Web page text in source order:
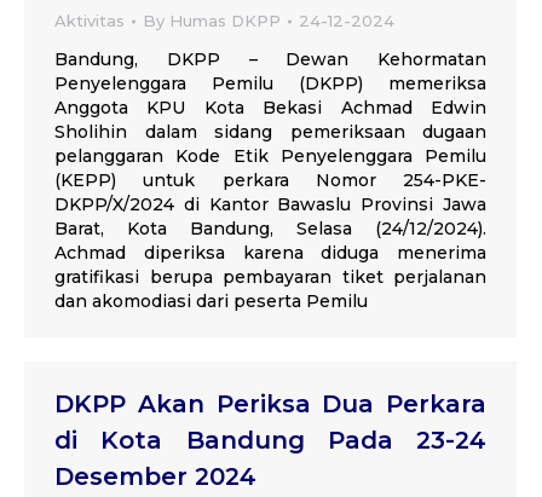
Aktivitas By Humas DKPP 24-12-2024
Bandung, DKPP – Dewan Kehormatan
Penyelenggara Pemilu (DKPP) memeriksa
Anggota KPU Kota Bekasi Achmad Edwin
Sholihin dalam sidang pemeriksaan dugaan
pelanggaran Kode Etik Penyelenggara Pemilu
(KEPP) untuk perkara Nomor 254-PKE-
DKPP/X/2024 di Kantor Bawaslu Provinsi Jawa
Barat, Kota Bandung, Selasa (24/12/2024).
Achmad diperiksa karena diduga menerima
gratifikasi berupa pembayaran tiket perjalanan
dan akomodiasi dari peserta Pemilu
DKPP Akan Periksa Dua Perkara
di Kota Bandung Pada 23-24
Desember 2024